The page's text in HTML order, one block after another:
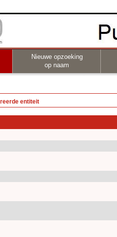
Nieuwe opzoeking
op naam
entiteit